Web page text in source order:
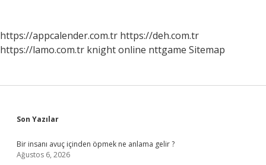
https://appcalender.com.tr https://deh.com.tr
https://lamo.com.tr knight online nttgame Sitemap
Sidebar
Son Yazılar
Bir insanı avuç içinden öpmek ne anlama gelir ?
Ağustos 6, 2026